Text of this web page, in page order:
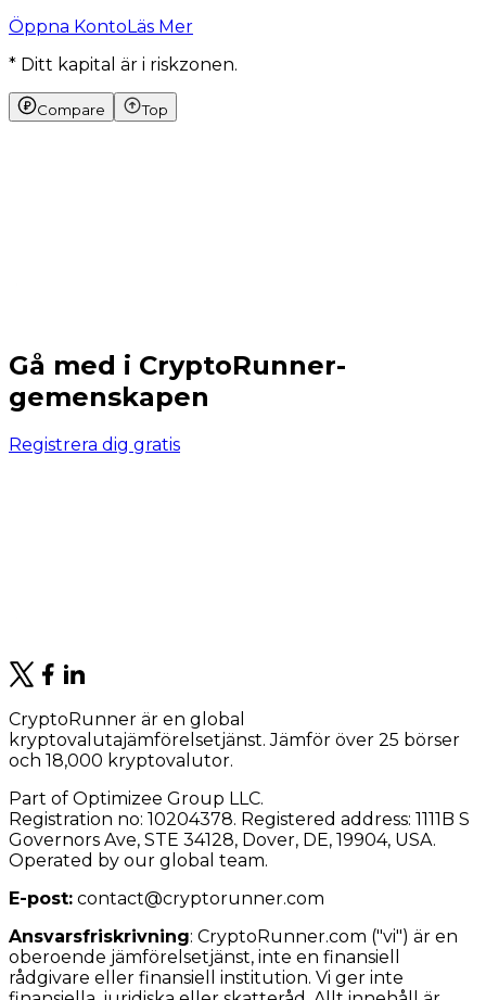
Öppna KontoLäs Mer
* Ditt kapital är i riskzonen.
Compare Top
Gå med i CryptoRunner-
gemenskapen
Registrera dig gratis
CryptoRunner är en global
kryptovalutajämförelsetjänst. Jämför över 25 börser
och 18,000 kryptovalutor.
Part of Optimizee Group LLC.
Registration no: 10204378. Registered address: 1111B S
Governors Ave, STE 34128, Dover, DE, 19904, USA.
Operated by our global team.
E-post: contact@cryptorunner.com
Ansvarsfriskrivning: CryptoRunner.com ("vi") är en
oberoende jämförelsetjänst, inte en finansiell
rådgivare eller finansiell institution. Vi ger inte